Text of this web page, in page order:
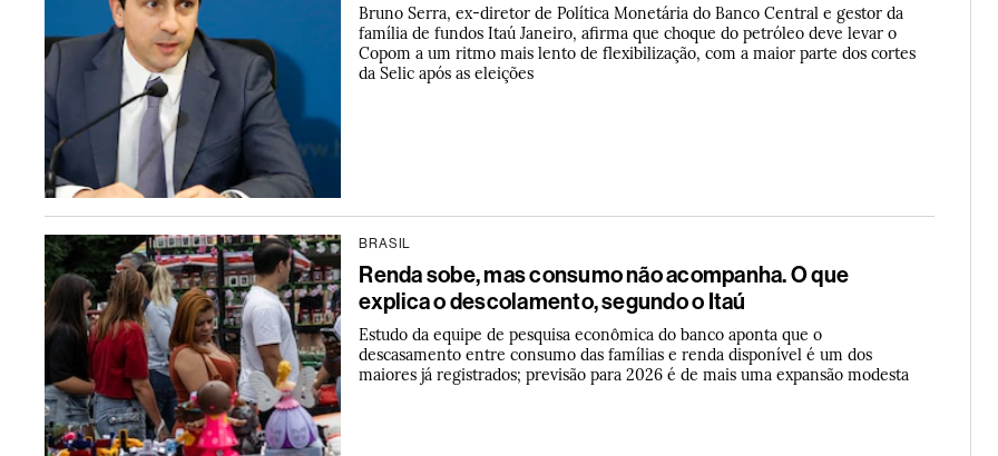
Bruno Serra, ex-diretor de Política Monetária do Banco Central e gestor da
família de fundos Itaú Janeiro, afirma que choque do petróleo deve levar o
Copom a um ritmo mais lento de flexibilização, com a maior parte dos cortes
da Selic após as eleições
BRASIL
Renda sobe, mas consumo não acompanha. O que
explica o descolamento, segundo o Itaú
Estudo da equipe de pesquisa econômica do banco aponta que o
descasamento entre consumo das famílias e renda disponível é um dos
maiores já registrados; previsão para 2026 é de mais uma expansão modesta